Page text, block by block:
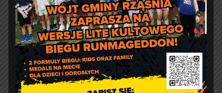
Kontakt
Urząd Gminy w Rząśni
ul. 1 Maja 37
98 – 332 Rząśnia
e-doręczenia:AE:PL-57726-56911-GBSAJ-23